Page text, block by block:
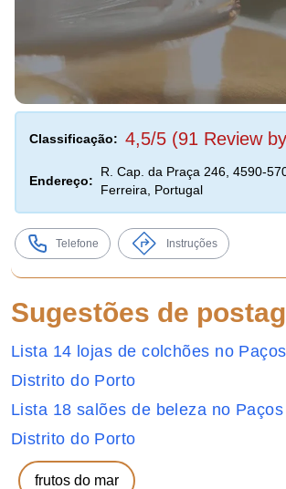
Classificação: 4,5/5 (91 Review
Endereço:
R. Cap. da Praça 246, 4590-
Ferreira, Portugal
Telefone Instruções
Sugestões de
Lista 14 lojas de colchões no
Distrito do Porto
Lista 18 salões de beleza no
Distrito do Porto
frutos do mar